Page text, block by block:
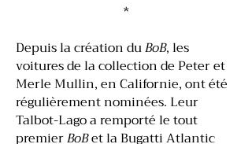
*
Depuis la création duBoB, les
voitures de la collection de Peter et
Merle Mullin, en Californie, ont été
régulièrement nominées. Leur
Talbot-Lago a remporté le tout
premierBoBet la Bugatti Atlantic